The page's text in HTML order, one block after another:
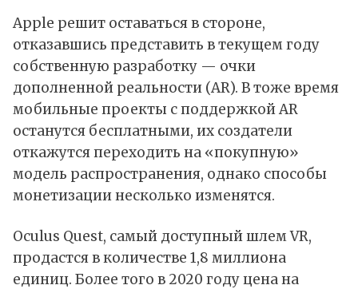
Apple решит оставаться в стороне,
отказавшись представить в текущем году
собственную разработку — очки
дополненной реальности (AR). В тоже время
мобильные проекты с поддержкой AR
останутся бесплатными, их создатели
откажутся переходить на «покупную»
модель распространения, однако способы
монетизации несколько изменятся.
Oculus Quest, самый доступный шлем VR,
продастся в количестве 1,8 миллиона
единиц. Более того в 2020 году цена на